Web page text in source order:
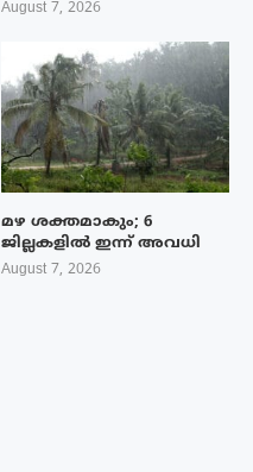
August 7, 2026
മഴ ശക്തമാകും; 6
ജില്ലകളിൽ ഇന്ന് അവധി
August 7, 2026